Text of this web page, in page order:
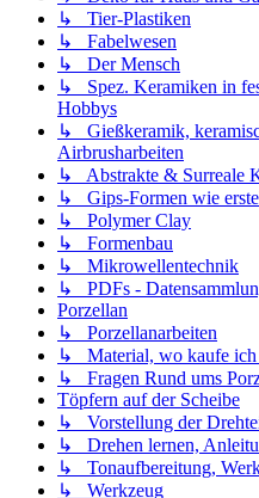
↳ Tier-Plastiken
↳ Fabelwesen
↳ Der Mensch
↳ Spez. Keramiken in
Hobbys
↳ Gießkeramik,
Airbrusharbeiten
↳ Abstrakte & Surreale
↳ Gips-Formen wie
↳ Polymer Clay
↳ Formenbau
↳ Mikrowellentechnik
↳ PDFs -
Porzellan
↳ Porzellanarbeiten
↳ Material, wo kaufe ich
↳ Fragen Rund ums
Töpfern auf der Scheibe
↳ Vorstellung der
↳ Drehen lernen,
↳ Tonaufbereitung,
↳ Werkzeug